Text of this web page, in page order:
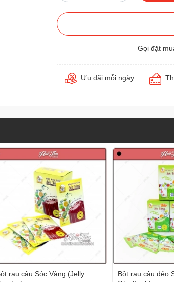
Gọi đặt
Ưu đãi mỗi ngày
rau câu Sóc Vàng (Jelly
Bột rau câu dẻo